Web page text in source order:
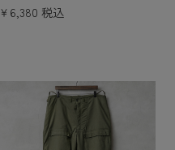
ンツ サスペンダー付き SYNTH
￥6,380 税込